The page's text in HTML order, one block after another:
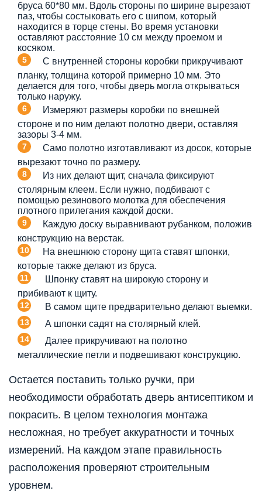
бруса 60*80 мм. Вдоль стороны по ширине вырезают
паз, чтобы состыковать его с шипом, который
находится в торце стены. Во время установки
оставляют расстояние 10 см между проемом и
косяком.
С внутренней стороны коробки прикручивают
планку, толщина которой примерно 10 мм. Это
делается для того, чтобы дверь могла открываться
только наружу.
Измеряют размеры коробки по внешней
стороне и по ним делают полотно двери, оставляя
зазоры 3-4 мм.
Само полотно изготавливают из досок, которые
вырезают точно по размеру.
Из них делают щит, сначала фиксируют
столярным клеем. Если нужно, подбивают с
помощью резинового молотка для обеспечения
плотного прилегания каждой доски.
Каждую доску выравнивают рубанком, положив
конструкцию на верстак.
На внешнюю сторону щита ставят шпонки,
которые также делают из бруса.
Шпонку ставят на широкую сторону и
прибивают к щиту.
В самом щите предварительно делают выемки.
А шпонки садят на столярный клей.
Далее прикручивают на полотно
металлические петли и подвешивают конструкцию.
Остается поставить только ручки, при
необходимости обработать дверь антисептиком и
покрасить. В целом технология монтажа
несложная, но требует аккуратности и точных
измерений. На каждом этапе правильность
расположения проверяют строительным
уровнем.